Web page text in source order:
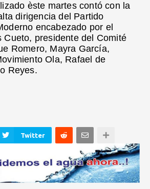
èste martes contó con la
dirigencia del Partido
encabezado por el
Cueto, presidente del Comité
Romero, Mayra García,
Ola, Rafael de
Reyes.
Twitter